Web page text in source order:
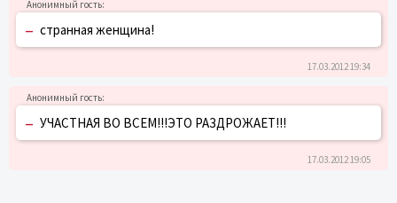
– странная женщина!
17.03.2012 19:34
– УЧАСТНАЯ ВО ВСЕМ!!!ЭТО РАЗДРОЖАЕТ!!!
17.03.2012 19:05